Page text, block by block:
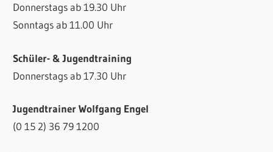
Donnerstags ab 19.30 Uhr
Sonntags ab 11.00 Uhr
Schüler- & Jugendtraining
Donnerstags ab 17.30 Uhr
Jugendtrainer Wolfgang Engel
(0 15 2) 36 79 1200